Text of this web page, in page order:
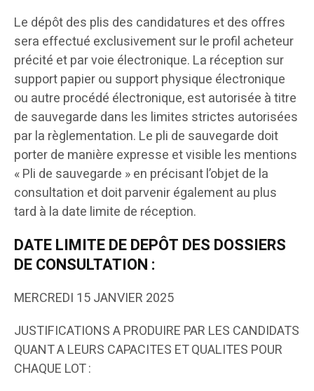
Le dépôt des plis des candidatures et des offres
sera effectué exclusivement sur le profil acheteur
précité et par voie électronique. La réception sur
support papier ou support physique électronique
ou autre procédé électronique, est autorisée à titre
de sauvegarde dans les limites strictes autorisées
par la règlementation. Le pli de sauvegarde doit
porter de manière expresse et visible les mentions
« Pli de sauvegarde » en précisant l’objet de la
consultation et doit parvenir également au plus
tard à la date limite de réception.
DATE LIMITE DE DEPÔT DES DOSSIERS
DE CONSULTATION :
MERCREDI 15 JANVIER 2025
JUSTIFICATIONS A PRODUIRE PAR LES CANDIDATS
QUANT A LEURS CAPACITES ET QUALITES POUR
CHAQUE LOT :